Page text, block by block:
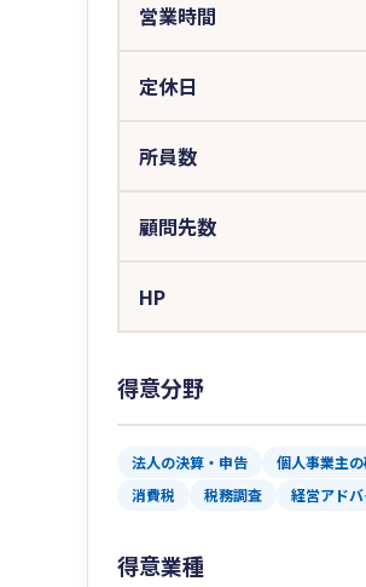
営業時間
定休日
所員数
顧問先数
HP
得意分野
法人の決算・申告 個人事業主
消費税
税務調査 経営アド
得意業種